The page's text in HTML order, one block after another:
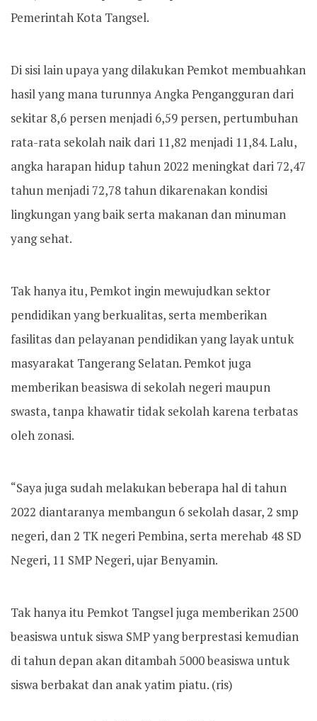
Pemerintah Kota Tangsel.
Di sisi lain upaya yang dilakukan Pemkot membuahkan
hasil yang mana turunnya Angka Pengangguran dari
sekitar 8,6 persen menjadi 6,59 persen, pertumbuhan
rata-rata sekolah naik dari 11,82 menjadi 11,84. Lalu,
angka harapan hidup tahun 2022 meningkat dari 72,47
tahun menjadi 72,78 tahun dikarenakan kondisi
lingkungan yang baik serta makanan dan minuman
yang sehat.
Tak hanya itu, Pemkot ingin mewujudkan sektor
pendidikan yang berkualitas, serta memberikan
fasilitas dan pelayanan pendidikan yang layak untuk
masyarakat Tangerang Selatan. Pemkot juga
memberikan beasiswa di sekolah negeri maupun
swasta, tanpa khawatir tidak sekolah karena terbatas
oleh zonasi.
“Saya juga sudah melakukan beberapa hal di tahun
2022 diantaranya membangun 6 sekolah dasar, 2 smp
negeri, dan 2 TK negeri Pembina, serta merehab 48 SD
Negeri, 11 SMP Negeri, ujar Benyamin.
Tak hanya itu Pemkot Tangsel juga memberikan 2500
beasiswa untuk siswa SMP yang berprestasi kemudian
di tahun depan akan ditambah 5000 beasiswa untuk
siswa berbakat dan anak yatim piatu. (ris)